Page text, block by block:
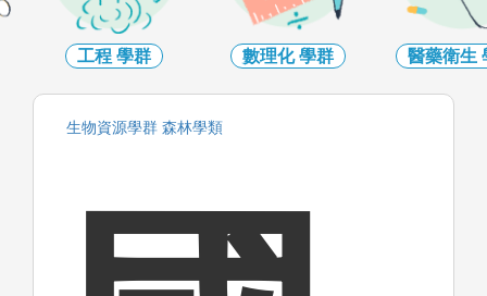
數理化學群 醫藥衛生學群 生命科學
生物資源學群 森林學類